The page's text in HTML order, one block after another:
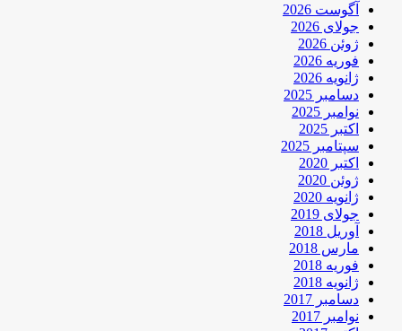
آگوست 2026
جولای 2026
ژوئن 2026
فوریه 2026
ژانویه 2026
دسامبر 2025
نوامبر 2025
اکتبر 2025
سپتامبر 2025
اکتبر 2020
ژوئن 2020
ژانویه 2020
جولای 2019
آوریل 2018
مارس 2018
فوریه 2018
ژانویه 2018
دسامبر 2017
نوامبر 2017